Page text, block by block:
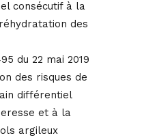
consécutif à la
des
du 22 mai 2019
des risques de
différentiel
et à la
argileux